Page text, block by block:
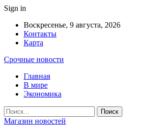
Sign in
Воскресенье, 9 августа, 2026
Контакты
Карта
Срочные новости
Главная
В мире
Экономика
Магазин новостей